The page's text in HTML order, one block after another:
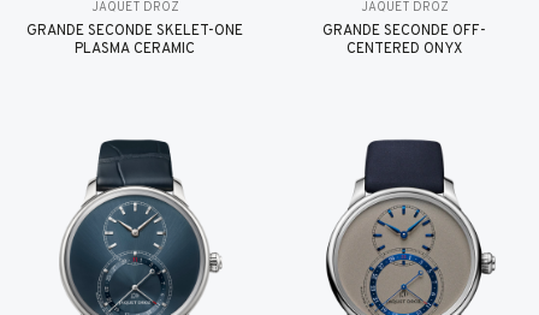
JAQUET DROZ
GRANDE SECONDE SKELET-ONE
PLASMA CERAMIC
JAQUET DROZ
GRANDE SECONDE OFF-
CENTERED ONYX